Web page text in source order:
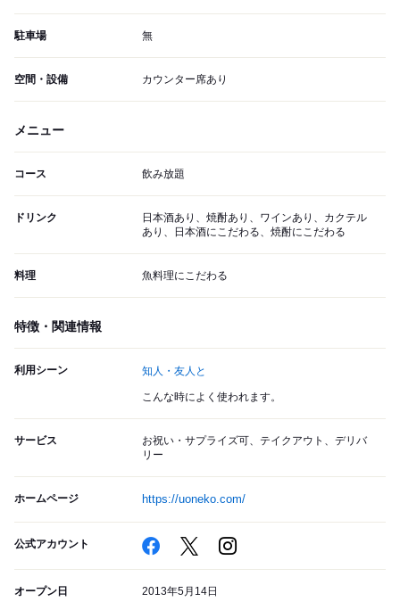
駐車場 無
空間・設備 カウンター席あり
メニュー
コース 飲み放題
ドリンク
日本酒あり、焼酎あり、ワインあり、カクテル
あり、日本酒にこだわる、焼酎にこだわる
料理 魚料理にこだわる
特徴・関連情報
利用シーン 知人・友人と
こんな時によく使われます。
サービス
お祝い・サプライズ可、テイクアウト、デリバ
リー
ホームページ https://uoneko.com/
公式アカウント
オープン日 2013年5月14日